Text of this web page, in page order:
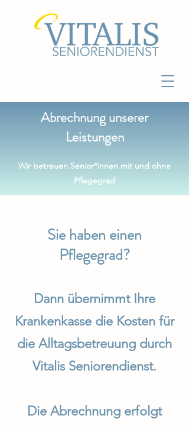
Abrechnung unserer
Leistungen
Wir betreuen Senior*innen mit und ohne
Pflegegrad
Sie haben einen
Pflegegrad?​
Dann übernimmt Ihre
Krankenkasse die Kosten für
die Alltagsbetreuung durch
Vitalis Seniorendienst.
Die Abrechnung erfolgt